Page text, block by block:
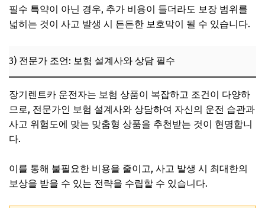
필수 특약이 아닌 경우, 추가 비용이 들더라도 보장 범위를
넓히는 것이 사고 발생 시 든든한 보호막이 될 수 있습니다.
3) 전문가 조언: 보험 설계사와 상담 필수
장기렌트카 운전자는 보험 상품이 복잡하고 조건이 다양하
므로, 전문가인 보험 설계사와 상담하여 자신의 운전 습관과
사고 위험도에 맞는 맞춤형 상품을 추천받는 것이 현명합니
다.
이를 통해 불필요한 비용을 줄이고, 사고 발생 시 최대한의
보상을 받을 수 있는 전략을 수립할 수 있습니다.